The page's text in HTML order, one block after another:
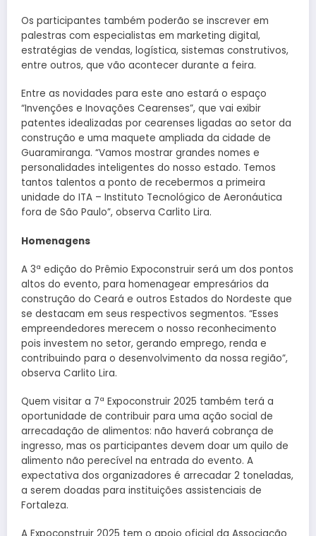
Os participantes também poderão se inscrever em
palestras com especialistas em marketing digital,
estratégias de vendas, logística, sistemas construtivos,
entre outros, que vão acontecer durante a feira.
Entre as novidades para este ano estará o espaço
“Invenções e Inovações Cearenses”, que vai exibir
patentes idealizadas por cearenses ligadas ao setor da
construção e uma maquete ampliada da cidade de
Guaramiranga. “Vamos mostrar grandes nomes e
personalidades inteligentes do nosso estado. Temos
tantos talentos a ponto de recebermos a primeira
unidade do ITA – Instituto Tecnológico de Aeronáutica
fora de São Paulo”, observa Carlito Lira.
Homenagens
A 3ª edição do Prêmio Expoconstruir será um dos pontos
altos do evento, para homenagear empresários da
construção do Ceará e outros Estados do Nordeste que
se destacam em seus respectivos segmentos. “Esses
empreendedores merecem o nosso reconhecimento
pois investem no setor, gerando emprego, renda e
contribuindo para o desenvolvimento da nossa região”,
observa Carlito Lira.
Quem visitar a 7ª Expoconstruir 2025 também terá a
oportunidade de contribuir para uma ação social de
arrecadação de alimentos: não haverá cobrança de
ingresso, mas os participantes devem doar um quilo de
alimento não perecível na entrada do evento. A
expectativa dos organizadores é arrecadar 2 toneladas,
a serem doadas para instituições assistenciais de
Fortaleza.